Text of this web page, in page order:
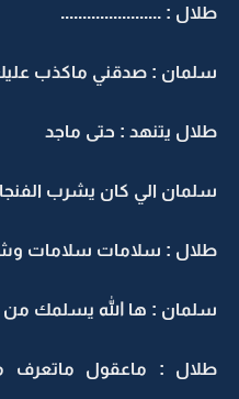
طلال : .......................
سلمان : صدقني ماكذب
طلال يتنهد : حتى ماجد
سلمان الي كان يشرب
طلال : سلامات سلامات
سلمان : ها الله يسلمك من
طلال : ماعقول ماتعرف